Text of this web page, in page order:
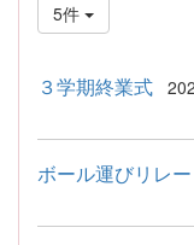
5件
３学期終業式
ボール運びリレー